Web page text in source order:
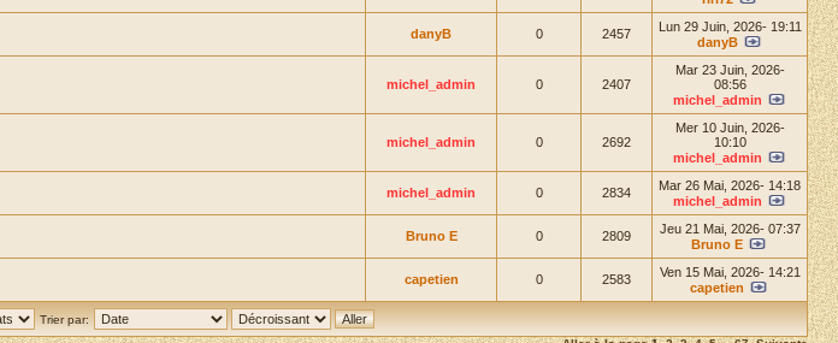
danyB 0 2457
Lun 29 Juin, 2026- 19:11
danyB
michel_admin 0 2407
Mar 23 Juin, 2026-
08:56
michel_admin
michel_admin 0 2692
Mer 10 Juin, 2026-
10:10
michel_admin
michel_admin 0 2834
Mar 26 Mai, 2026- 14:18
michel_admin
Bruno E 0 2809
Jeu 21 Mai, 2026- 07:37
Bruno E
capetien 0 2583
Ven 15 Mai, 2026- 14:21
capetien
Trier par: